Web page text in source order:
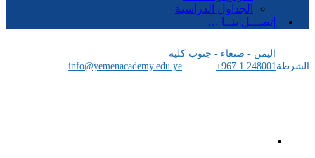
الجداول الدراسية
إتصـــل بنــا …
اليمن - صنعاء - جنوب كلية
الشرطة
info@yemenacademy.edu.ye +967 1 248001